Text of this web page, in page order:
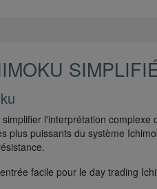
l'interprétation
plus puissants du système
facile pour le day trading